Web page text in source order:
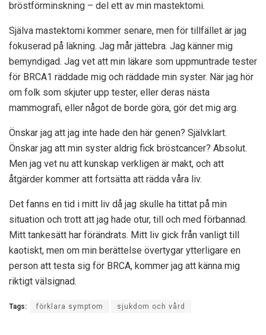
bröstförminskning – del ett av min mastektomi.
Själva mastektomi kommer senare, men för tillfället är jag
fokuserad på läkning. Jag mår jättebra. Jag känner mig
bemyndigad. Jag vet att min läkare som uppmuntrade tester
för BRCA1 räddade mig och räddade min syster. När jag hör
om folk som skjuter upp tester, eller deras nästa
mammografi, eller något de borde göra, gör det mig arg.
Önskar jag att jag inte hade den här genen? Självklart.
Önskar jag att min syster aldrig fick bröstcancer? Absolut.
Men jag vet nu att kunskap verkligen är makt, och att
åtgärder kommer att fortsätta att rädda våra liv.
Det fanns en tid i mitt liv då jag skulle ha tittat på min
situation och trott att jag hade otur, till och med förbannad.
Mitt tankesätt har förändrats. Mitt liv gick från vanligt till
kaotiskt, men om min berättelse övertygar ytterligare en
person att testa sig för BRCA, kommer jag att känna mig
riktigt välsignad.
Tags: förklara symptom sjukdom och vård